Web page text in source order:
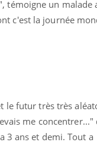
témoigne un malade
c'est la journée
le futur très très
me concentrer..."
3 ans et demi. Tout a